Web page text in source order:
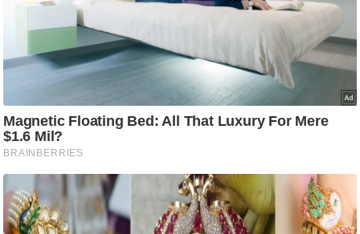
मा
र्म
ल
व्र
त
हा
र